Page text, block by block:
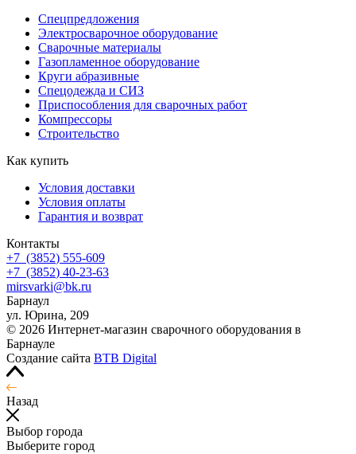
Спецпредложения
Электросварочное оборудование
Сварочные материалы
Газопламенное оборудование
Круги абразивные
Спецодежда и СИЗ
Приспособления для сварочных работ
Компрессоры
Строительство
Как купить
Условия доставки
Условия оплаты
Гарантия и возврат
Контакты
+7 (3852) 555-609
+7 (3852) 40-23-63
mirsvarki@bk.ru
Барнаул
ул. Юрина, 209
© 2026 Интернет-магазин сварочного оборудования в
Барнауле
Создание сайта BTB Digital
Назад
Выбор города
Выберите город